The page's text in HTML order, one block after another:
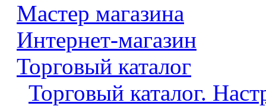
Мастер магазина
Интернет-магазин
Торговый каталог
Торговый каталог.